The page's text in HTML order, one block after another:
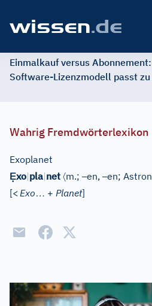
Einmalkauf versus
Software-Lizenzmodell passt
Wahrig Fremdwörterlexikon
Exoplanet
Ẹxo|pla|net 〈m.;–en,–en;
[<Exo… + Planet]